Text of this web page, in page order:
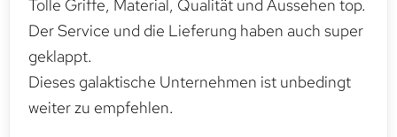
Tolle Griffe, Material, Qualität und Aussehen top.
Der Service und die Lieferung haben auch super
geklappt.
Dieses galaktische Unternehmen ist unbedingt
weiter zu empfehlen.